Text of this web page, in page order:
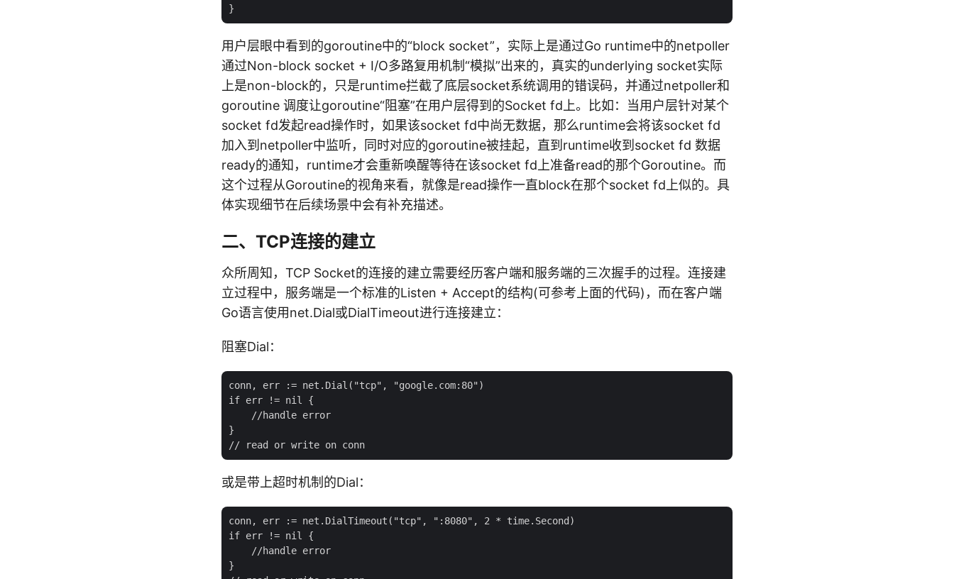
用户层眼中看到的goroutine中的“block socket”，实际上是通过Go runtime中的netpoller
通过Non-block socket + I/O多路复用机制“模拟”出来的，真实的underlying socket实际
上是non-block的，只是runtime拦截了底层socket系统调用的错误码，并通过netpoller和
goroutine 调度让goroutine“阻塞”在用户层得到的Socket fd上。比如：当用户层针对某个
socket fd发起read操作时，如果该socket fd中尚无数据，那么runtime会将该socket fd
加入到netpoller中监听，同时对应的goroutine被挂起，直到runtime收到socket fd 数据
ready的通知，runtime才会重新唤醒等待在该socket fd上准备read的那个Goroutine。而
这个过程从Goroutine的视角来看，就像是read操作一直block在那个socket fd上似的。具
体实现细节在后续场景中会有补充描述。
二、TCP连接的建立
众所周知，TCP Socket的连接的建立需要经历客户端和服务端的三次握手的过程。连接建
立过程中，服务端是一个标准的Listen + Accept的结构(可参考上面的代码)，而在客户端
Go语言使用net.Dial或DialTimeout进行连接建立：
阻塞Dial：
conn, err := net.Dial("tcp", "google.com:80")
if err != nil {
    //handle error
}
或是带上超时机制的Dial：
conn, err := net.DialTimeout("tcp", ":8080", 2 * time.Second)
if err != nil {
    //handle error
}